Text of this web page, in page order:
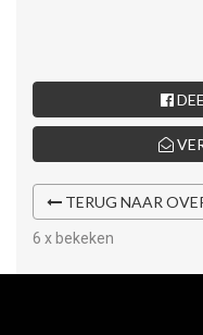
TERUG NAAR
6 x bekeken